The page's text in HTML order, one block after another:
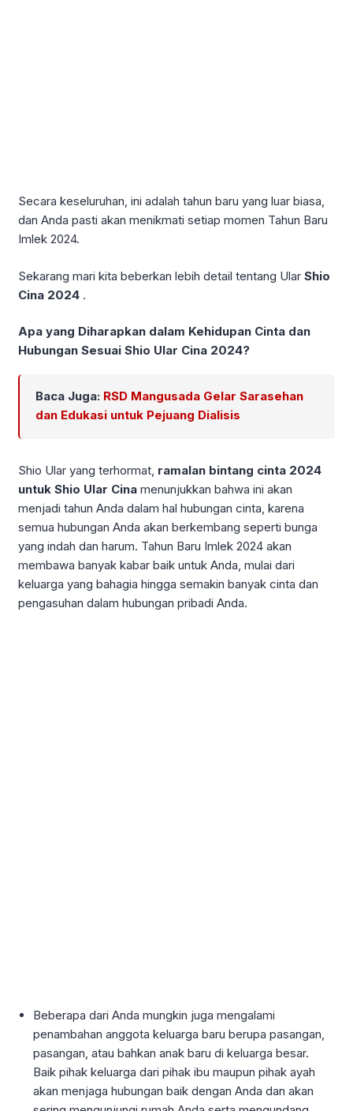
Secara keseluruhan, ini adalah tahun baru yang luar biasa,
dan Anda pasti akan menikmati setiap momen Tahun Baru
Imlek 2024.
Sekarang mari kita beberkan lebih detail tentang Ular Shio
Cina 2024 .
Apa yang Diharapkan dalam Kehidupan Cinta dan
Hubungan Sesuai Shio Ular Cina 2024?
Baca Juga: RSD Mangusada Gelar Sarasehan
dan Edukasi untuk Pejuang Dialisis
Shio Ular yang terhormat, ramalan bintang cinta 2024
untuk Shio Ular Cina menunjukkan bahwa ini akan
menjadi tahun Anda dalam hal hubungan cinta, karena
semua hubungan Anda akan berkembang seperti bunga
yang indah dan harum. Tahun Baru Imlek 2024 akan
membawa banyak kabar baik untuk Anda, mulai dari
keluarga yang bahagia hingga semakin banyak cinta dan
pengasuhan dalam hubungan pribadi Anda.
Beberapa dari Anda mungkin juga mengalami
penambahan anggota keluarga baru berupa pasangan,
pasangan, atau bahkan anak baru di keluarga besar.
Baik pihak keluarga dari pihak ibu maupun pihak ayah
akan menjaga hubungan baik dengan Anda dan akan